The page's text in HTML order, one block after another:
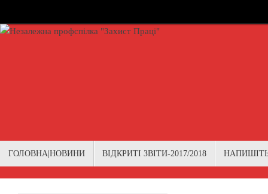
to
content
ГОЛОВНА|НОВИНИ ВІДКРИТІ ЗВІТИ-2017/2018